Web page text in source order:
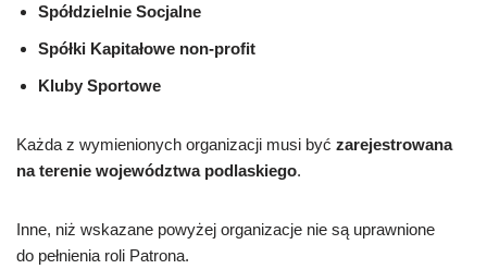
Spółdzielnie Socjalne
Spółki Kapitałowe non-profit
Kluby Sportowe
Każda z wymienionych organizacji musi być zarejestrowana
na terenie województwa podlaskiego.
Inne, niż wskazane powyżej organizacje nie są uprawnione
do pełnienia roli Patrona.